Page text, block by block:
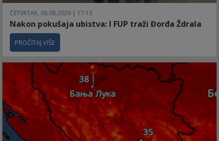
ČETVRTAK, 06.08.2026 | 17:13
Nakon pokušaja ubistva: I FUP traži Đorđa Ždrala
PROČITAJ VIŠE